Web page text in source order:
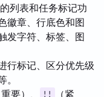
列表和任务标记功
徽章、行底色和图
发字符、标签、图
行标记、区分优先级
重要）、 !!
（紧